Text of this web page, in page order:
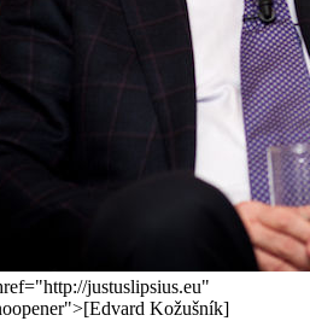
justuslipsius.eu"
Kožušník]